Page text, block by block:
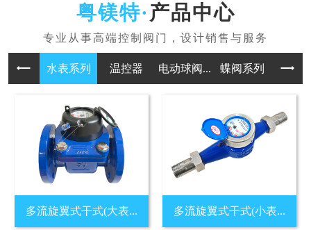
产品中心
水表系列 温控器 电动球阀... 蝶阀系列
多流旋翼式干式(大表... 多流旋翼式干式(小表...